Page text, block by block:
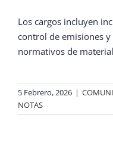
Los cargos incluyen
control de emisiones
normativos de
5 Febrero, 2026 |
NOTAS